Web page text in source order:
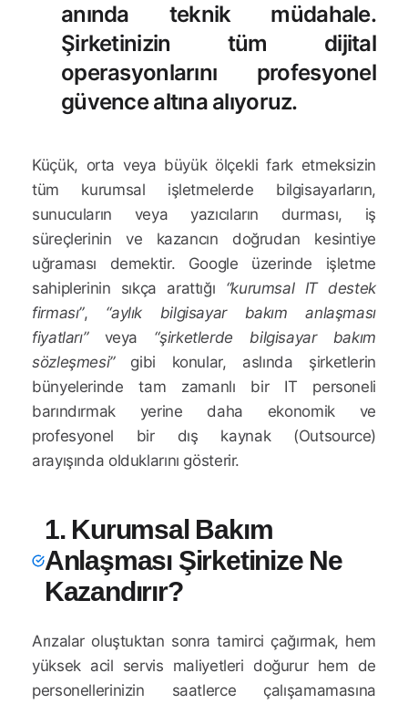
anında teknik müdahale.
Şirketinizin tüm dijital
operasyonlarını profesyonel
güvence altına alıyoruz.
Küçük, orta veya büyük ölçekli fark etmeksizin
tüm kurumsal işletmelerde bilgisayarların,
sunucuların veya yazıcıların durması, iş
süreçlerinin ve kazancın doğrudan kesintiye
uğraması demektir. Google üzerinde işletme
sahiplerinin sıkça arattığı “kurumsal IT destek
firması”, “aylık bilgisayar bakım anlaşması
fiyatları”veya “şirketlerde bilgisayar bakım
sözleşmesi”gibi konular, aslında şirketlerin
bünyelerinde tam zamanlı bir IT personeli
barındırmak yerine daha ekonomik ve
profesyonel bir dış kaynak (Outsource)
arayışında olduklarını gösterir.
1. Kurumsal Bakım
Anlaşması Şirketinize Ne
Kazandırır?
Arızalar oluştuktan sonra tamirci çağırmak, hem
yüksek acil servis maliyetleri doğurur hem de
personellerinizin saatlerce çalışamamasına